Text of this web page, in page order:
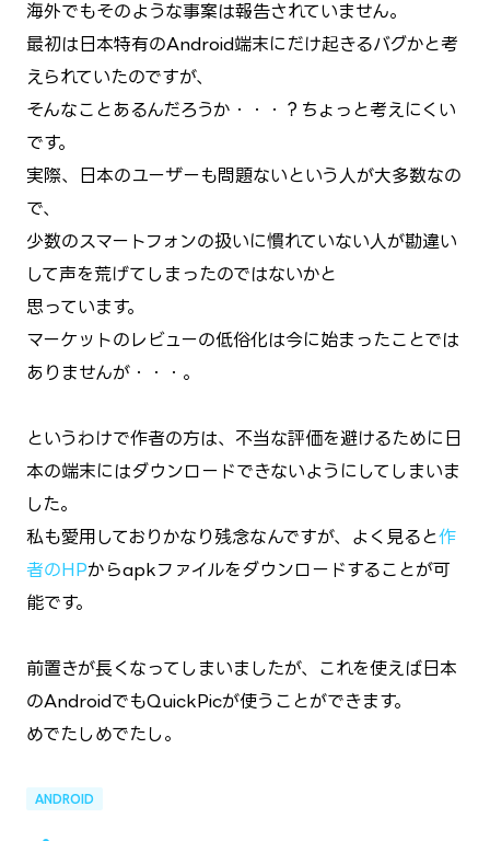
海外でもそのような事案は報告されていません。
最初は日本特有のAndroid端末にだけ起きるバグかと考
えられていたのですが、
そんなことあるんだろうか・・・？ちょっと考えにくい
です。
実際、日本のユーザーも問題ないという人が大多数なの
で、
少数のスマートフォンの扱いに慣れていない人が勘違い
して声を荒げてしまったのではないかと
思っています。
マーケットのレビューの低俗化は今に始まったことでは
ありませんが・・・。
というわけで作者の方は、不当な評価を避けるために日
本の端末にはダウンロードできないようにしてしまいま
した。
私も愛用しておりかなり残念なんですが、よく見ると作
者のHPからapkファイルをダウンロードすることが可
能です。
前置きが長くなってしまいましたが、これを使えば日本
のAndroidでもQuickPicが使うことができます。
めでたしめでたし。
ANDROID